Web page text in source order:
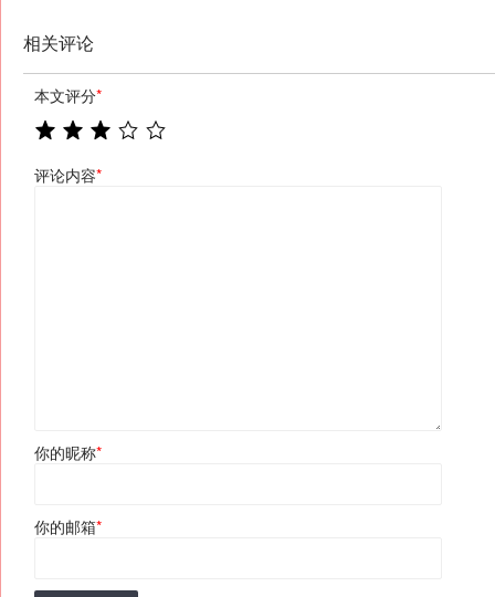
相关评论
本文评分*
评论内容*
你的昵称*
你的邮箱*